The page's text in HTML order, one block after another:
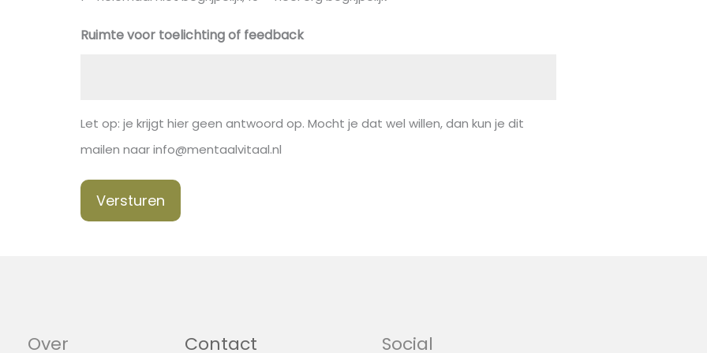
Ruimte voor toelichting of feedback
Let op: je krijgt hier geen antwoord op. Mocht je dat wel willen, dan kun je dit
mailen naar info@mentaalvitaal.nl
Versturen
Over Contact Social